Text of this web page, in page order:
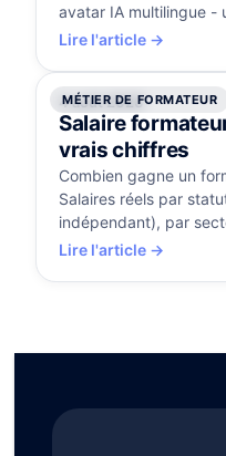
avatar IA multilingue -
d'or aux Brandon Hall
Lire l'article →
MÉTIER DE FORMATEUR
4 août 2026
Salaire
vrais chiffres
Combien gagne un
Salaires réels par
indépendant), par
expérience, et les
Lire l'article →